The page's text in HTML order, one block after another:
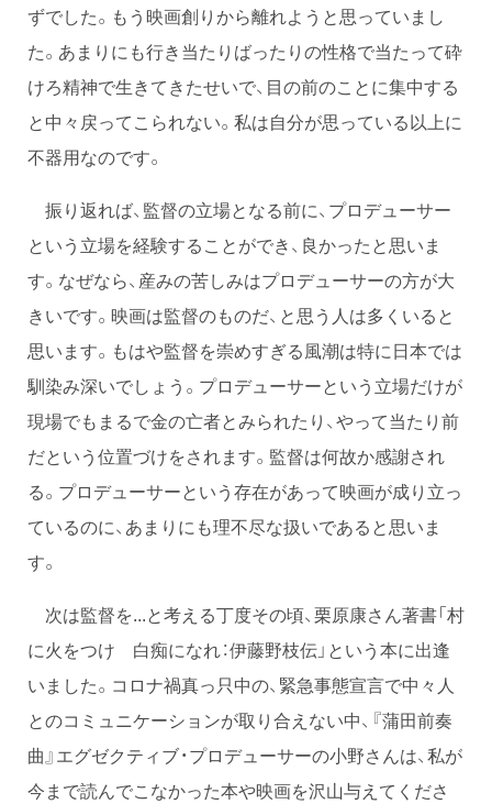
ずでした。もう映画創りから離れようと思っていまし
た。あまりにも行き当たりばったりの性格で当たって砕
けろ精神で生きてきたせいで、目の前のことに集中する
と中々戻ってこられない。私は自分が思っている以上に
不器用なのです。
振り返れば、監督の立場となる前に、プロデューサー
という立場を経験することができ、良かったと思いま
す。なぜなら、産みの苦しみはプロデューサーの方が大
きいです。映画は監督のものだ、と思う人は多くいると
思います。もはや監督を崇めすぎる風潮は特に日本では
馴染み深いでしょう。プロデューサーという立場だけが
現場でもまるで金の亡者とみられたり、やって当たり前
だという位置づけをされます。監督は何故か感謝され
る。プロデューサーという存在があって映画が成り立っ
ているのに、あまりにも理不尽な扱いであると思いま
す。
次は監督を...と考える丁度その頃、栗原康さん著書「村
に火をつけ 白痴になれ：伊藤野枝伝」という本に出逢
いました。コロナ禍真っ只中の、緊急事態宣言で中々人
とのコミュニケーションが取り合えない中、『蒲田前奏
曲』エグゼクティブ・プロデューサーの小野さんは、私が
今まで読んでこなかった本や映画を沢山与えてくださ